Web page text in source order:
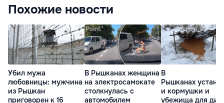
Похожие новости
Убил мужа
любовницы: мужчина
из Рышкан
приговорен к 16
В Рышканах женщина
на электросамокате
столкнулась с
автомобилем
В
Рышканах
и кормушки и
убежища для